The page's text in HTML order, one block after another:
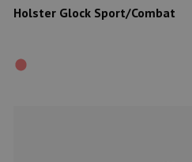
Holster Glock Sport/Combat